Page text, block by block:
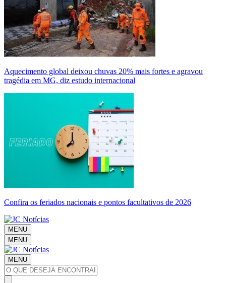
Aquecimento global deixou chuvas 20% mais fortes e agravou
tragédia em MG, diz estudo internacional
Confira os feriados nacionais e pontos facultativos de 2026
MENU
MENU
MENU